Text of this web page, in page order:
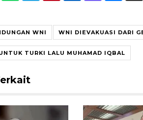
WNI WNI DIEVAKUASI DARI
TURKI LALU MUHAMAD IQBAL